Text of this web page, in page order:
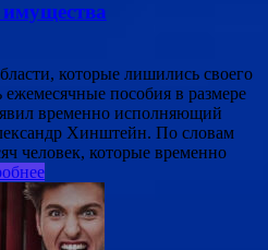
которые лишились своего
пособия в размере
временно исполняющий
Хинштейн. По словам
человек, которые временно